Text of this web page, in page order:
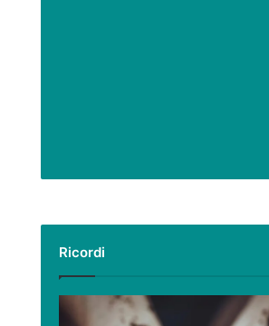
Ricordi
Ricordi: